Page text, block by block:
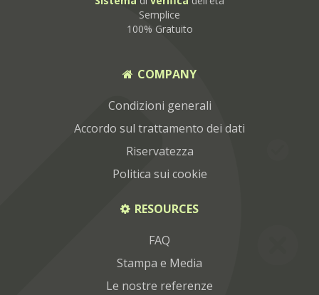
Semplice
100% Gratuito
COMPANY
Condizioni generali
Accordo sul trattamento dei dati
Riservatezza
Politica sui cookie
RESOURCES
FAQ
Stampa e Media
Le nostre referenze